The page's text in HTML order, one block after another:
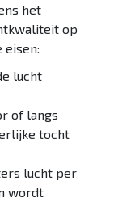
het
op
eisen:
lucht
of langs
tocht
lucht per
wordt